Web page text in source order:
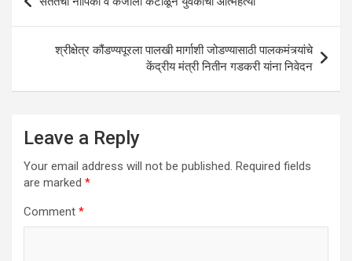
p
k
navigation
श्रीक्षेत्र कौंडण्यपूरला पालखी मार्गाशी जोडण्यासाठी पालकमंत्र्यांचे
केंद्रीय मंत्री नितीन गडकरी यांना निवेदन
Leave a Reply
Your email address will not be published. Required fields
are marked *
Comment *